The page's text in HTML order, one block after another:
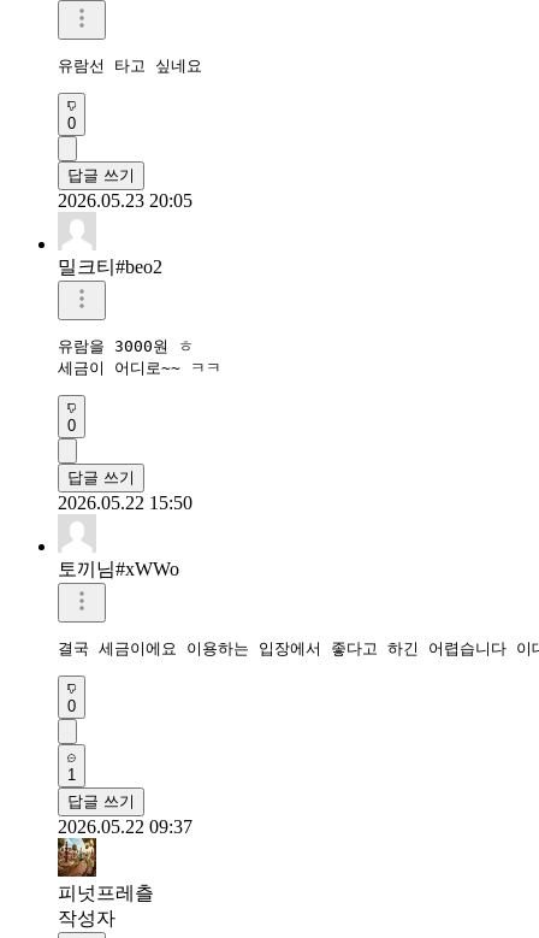
유람선 타고 싶네요
0
답글 쓰기
2026.05.23 20:05
밀크티#beo2
유람을 3000원 ㅎ
세금이 어디로~~ ㅋㅋ
0
답글 쓰기
2026.05.22 15:50
토끼님#xWWo
결국 세금이에요 이용하는 입장에서 좋다고 하긴 어렵습니다
0
1
답글 쓰기
2026.05.22 09:37
피넛프레츨
작성자